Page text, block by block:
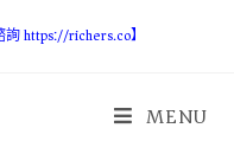
https://richers.co】
MENU